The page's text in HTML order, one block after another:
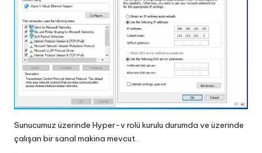
Sunucumuz üzerinde Hyper-v rolü kurulu durumda ve üzerinde
çalışan bir sanal makina mevcut.